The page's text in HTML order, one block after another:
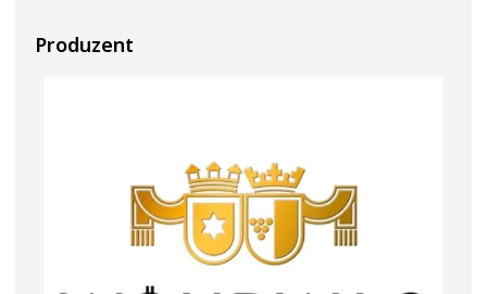
Produzent